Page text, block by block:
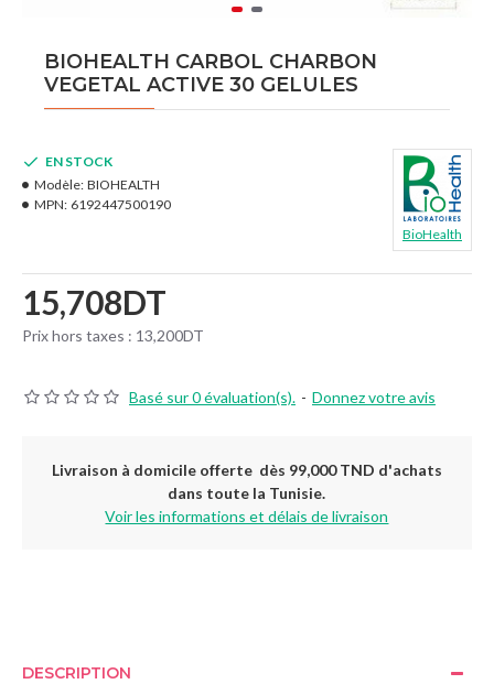
BIOHEALTH CARBOL CHARBON
VEGETAL ACTIVE 30 GELULES
Basé sur 0 évaluation(s). - Donnez votre avis
15,708DT
Prix hors taxes : 13,200DT
EN STOCK
Modèle: BIOHEALTH
MPN: 6192447500190
BioHealth
Livraison à domicile offerte dès 99,000 TND d'achats
dans toute la Tunisie.
Voir les informations et délais de livraison
DESCRIPTION